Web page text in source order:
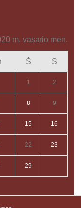
m. vasario mėn.
Š S
1 2
8 9
15 16
22 23
29